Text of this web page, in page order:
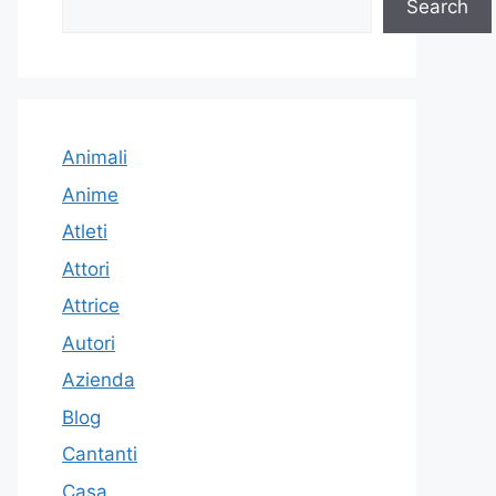
Search
Animali
Anime
Atleti
Attori
Attrice
Autori
Azienda
Blog
Cantanti
Casa